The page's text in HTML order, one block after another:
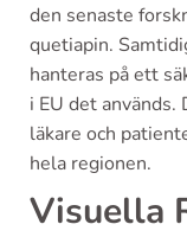
den senaste
quetiapin.
hanteras på ett
i EU det
läkare och
hela regionen.
Visuella